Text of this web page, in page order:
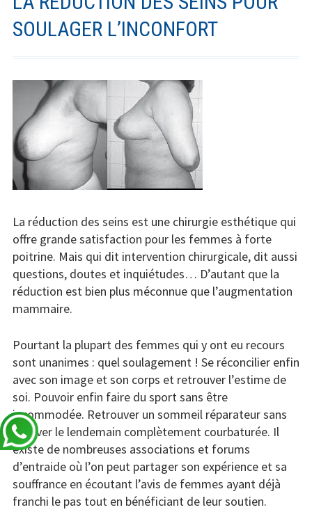
SOULAGER L’INCONFORT
La réduction des seins est une chirurgie esthétique qui
offre grande satisfaction pour les femmes à forte
poitrine. Mais qui dit intervention chirurgicale, dit aussi
questions, doutes et inquiétudes… D’autant que la
réduction est bien plus méconnue que l’augmentation
mammaire.
Pourtant la plupart des femmes qui y ont eu recours
sont unanimes : quel soulagement ! Se réconcilier enfin
avec son image et son corps et retrouver l’estime de
soi. Pouvoir enfin faire du sport sans être
incommodée. Retrouver un sommeil réparateur sans
se lever le lendemain complètement courbaturée. Il
existe de nombreuses associations et forums
d’entraide où l’on peut partager son expérience et sa
souffrance en écoutant l’avis de femmes ayant déjà
franchi le pas tout en bénéficiant de leur soutien.